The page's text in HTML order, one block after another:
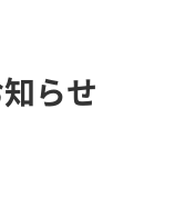
らせ